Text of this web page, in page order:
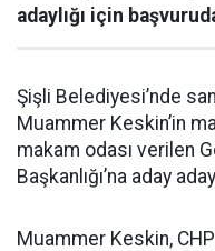
adaylığı için
Şişli Belediyesi’nde
Muammer Keskin’in
makam odası verilen
Başkanlığı’na aday
Muammer Keskin,